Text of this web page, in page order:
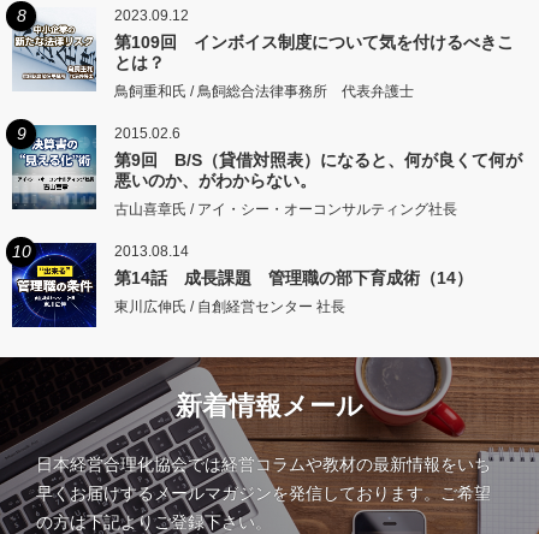
8 2023.09.12
第109回 インボイス制度について気を付けるべきこ
とは？
鳥飼重和氏 / 鳥飼総合法律事務所 代表弁護士
9 2015.02.6
第9回 B/S（貸借対照表）になると、何が良くて何が
悪いのか、がわからない。
古山喜章氏 / アイ・シー・オーコンサルティング社長
10 2013.08.14
第14話 成長課題 管理職の部下育成術（14）
東川広伸氏 / 自創経営センター 社長
新着情報メール
日本経営合理化協会では経営コラムや教材の最新情報をいち
早くお届けするメールマガジンを発信しております。ご希望
の方は下記よりご登録下さい。